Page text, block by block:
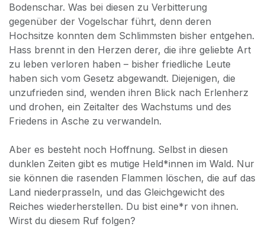
Bodenschar. Was bei diesen zu Verbitterung
gegenüber der Vogelschar führt, denn deren
Hochsitze konnten dem Schlimmsten bisher entgehen.
Hass brennt in den Herzen derer, die ihre geliebte Art
zu leben verloren haben – bisher friedliche Leute
haben sich vom Gesetz abgewandt. Diejenigen, die
unzufrieden sind, wenden ihren Blick nach Erlenherz
und drohen, ein Zeitalter des Wachstums und des
Friedens in Asche zu verwandeln.
Aber es besteht noch Hoffnung. Selbst in diesen
dunklen Zeiten gibt es mutige Held*innen im Wald. Nur
sie können die rasenden Flammen löschen, die auf das
Land niederprasseln, und das Gleichgewicht des
Reiches wiederherstellen. Du bist eine*r von ihnen.
Wirst du diesem Ruf folgen?